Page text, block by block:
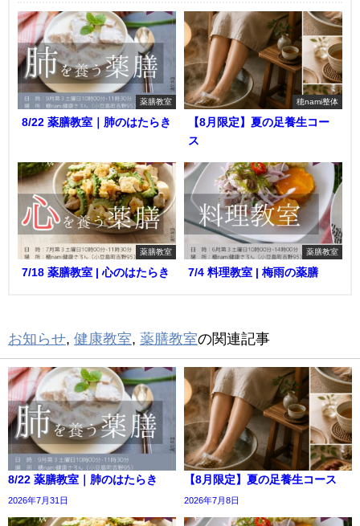
薬膳教室
8/22 薬膳教室｜肺のはたらき
穂nami整体
【8月限定】夏の足養生コー
ス
薬膳教室
7/18 薬膳教室 | 心のはたらき
薬膳教室
7/4 料理教室 | 梅雨の薬膳
お知らせ, 健康教室, 薬膳教室の関連記事
8/22 薬膳教室｜肺のはたらき
2026年7月31日
【8月限定】夏の足養生コース
2026年7月8日